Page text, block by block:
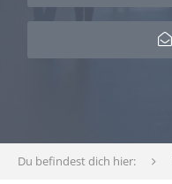
Du befindest dich hier: